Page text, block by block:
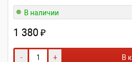
В наличии
1 380₽
- + В